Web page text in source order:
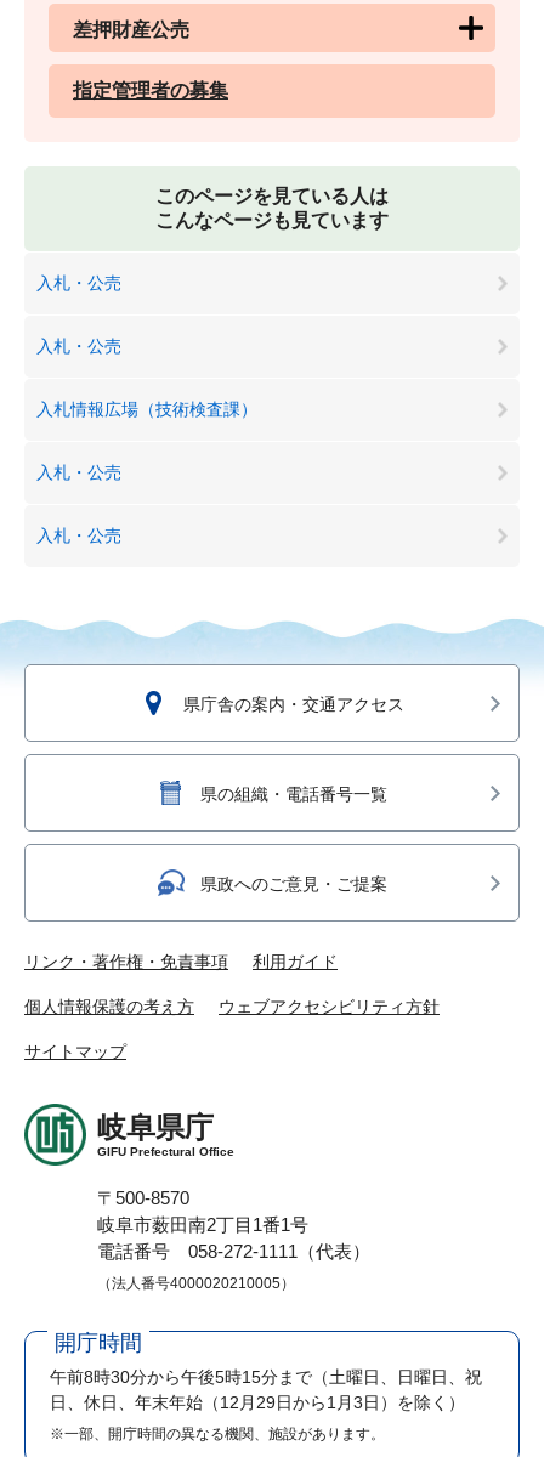
差押財産公売
指定管理者の募集
このページを見ている人は
こんなページも見ています
入札・公売
入札・公売
入札情報広場（技術検査課）
入札・公売
入札・公売
県庁舎の案内・交通アクセス
県の組織・電話番号一覧
県政へのご意見・ご提案
リンク・著作権・免責事項 利用ガイド
個人情報保護の考え方 ウェブアクセシビリティ方針
サイトマップ
岐阜県庁
GIFU Prefectural Office
〒500-8570
岐阜市薮田南2丁目1番1号
電話番号 058-272-1111（代表）
（法人番号4000020210005）
開庁時間
午前8時30分から午後5時15分まで （土曜日、日曜日、祝
日、休日、年末年始（12月29日から1月3日）を除く）
※一部、開庁時間の異なる機関、施設があります。